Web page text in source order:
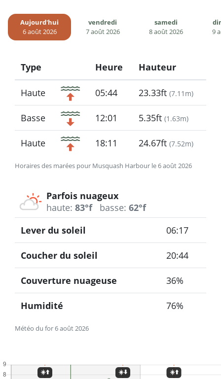
Aujourd'hui
6 août 2026
vendredi
7 août 2026
samedi
8 août 2026
9
Horaires des marées pour Musquash Harbour le 6 août 2026
Type
Icon
Heure Hauteur
Haute 05:44 23.33ft (7.11m)
Basse 12:01 5.35ft (1.63m)
Haute 18:11 24.67ft (7.52m)
Parfois nuageux
haute: 83°f basse: 62°f
Météo du for 6 août 2026
Lever du soleil 06:17
Coucher du soleil 20:44
Couverture nuageuse 36%
Humidité 76%